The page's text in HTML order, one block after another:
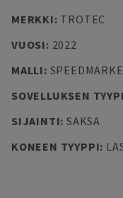
MERKKI: TROTEC
VUOSI: 2022
MALLI:
SOVELLUKSEN
SIJAINTI: SAKSA
KONEEN TYYPPI: